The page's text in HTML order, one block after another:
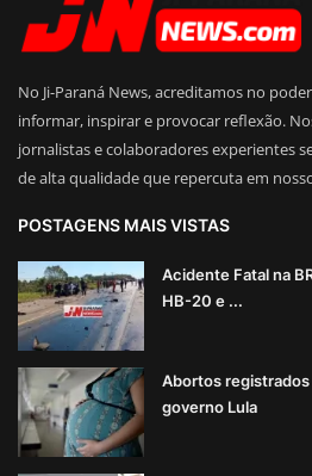
No Ji-Paraná News, acreditamos no
informar, inspirar e provocar reflexão.
jornalistas e colaboradores experientes
de alta qualidade que repercuta em
POSTAGENS MAIS VISTAS
Acidente Fatal na
HB-20 e ...
Abortos registrados
governo Lula